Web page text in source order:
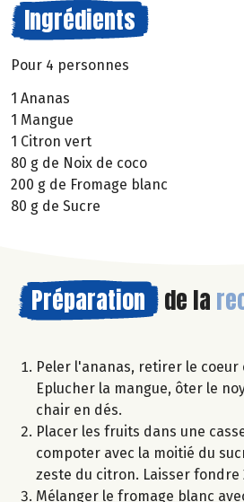
Ingrédients
Pour 4 personnes
1 Ananas
1 Mangue
1 Citron vert
80 g de Noix de coco
200 g de Fromage blanc
80 g de Sucre
Préparation de la
Peler l'ananas, retirer le
Eplucher la mangue, ôter le
chair en dés.
Placer les fruits dans une
compoter avec la moitié du
zeste du citron. Laisser fondre
Mélanger le fromage blanc